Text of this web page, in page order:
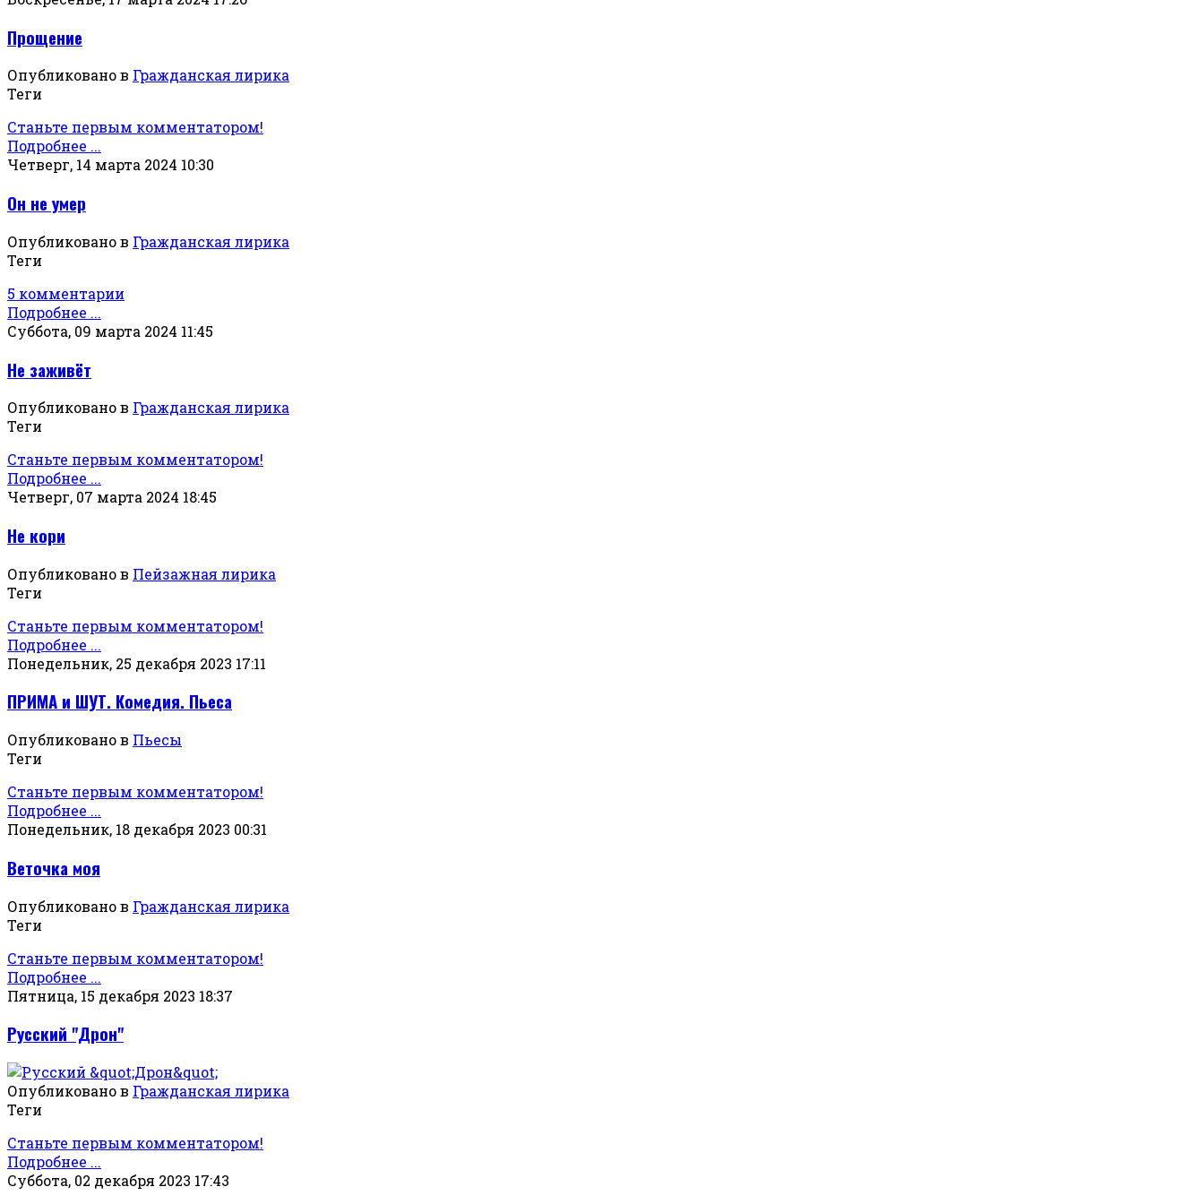
Прощение
Опубликовано в Гражданская лирика
Теги
Станьте первым комментатором!
Подробнее ...
Четверг, 14 марта 2024 10:30
Он не умер
Опубликовано в Гражданская лирика
Теги
5 комментарии
Подробнее ...
Суббота, 09 марта 2024 11:45
Не заживёт
Опубликовано в Гражданская лирика
Теги
Станьте первым комментатором!
Подробнее ...
Четверг, 07 марта 2024 18:45
Не кори
Опубликовано в Пейзажная лирика
Теги
Станьте первым комментатором!
Подробнее ...
Понедельник, 25 декабря 2023 17:11
ПРИМА и ШУТ. Комедия. Пьеса
Опубликовано в Пьесы
Теги
Станьте первым комментатором!
Подробнее ...
Понедельник, 18 декабря 2023 00:31
Веточка моя
Опубликовано в Гражданская лирика
Теги
Станьте первым комментатором!
Подробнее ...
Пятница, 15 декабря 2023 18:37
Русский "Дрон"
Опубликовано в Гражданская лирика
Теги
Станьте первым комментатором!
Подробнее ...
Суббота, 02 декабря 2023 17:43